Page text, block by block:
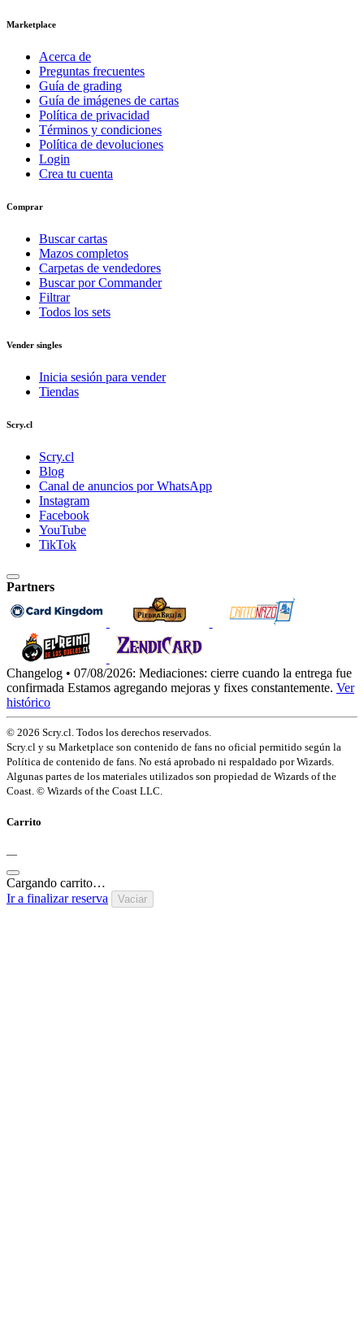
Marketplace
Acerca de
Preguntas frecuentes
Guía de grading
Guía de imágenes de cartas
Política de privacidad
Términos y condiciones
Política de devoluciones
Login
Crea tu cuenta
Comprar
Buscar cartas
Mazos completos
Carpetas de vendedores
Buscar por Commander
Filtrar
Todos los sets
Vender singles
Inicia sesión para vender
Tiendas
Scry.cl
Scry.cl
Blog
Canal de anuncios por WhatsApp
Instagram
Facebook
YouTube
TikTok
Partners
Changelog • 07/08/2026: Mediaciones: cierre cuando la entrega fue
confirmada Estamos agregando mejoras y fixes constantemente. Ver
histórico
© 2026 Scry.cl. Todos los derechos reservados.
Scry.cl y su Marketplace son contenido de fans no oficial permitido según la
Política de contenido de fans. No está aprobado ni respaldado por Wizards.
Algunas partes de los materiales utilizados son propiedad de Wizards of the
Coast. © Wizards of the Coast LLC.
Carrito
—
Cargando carrito…
Ir a finalizar reserva
Vaciar